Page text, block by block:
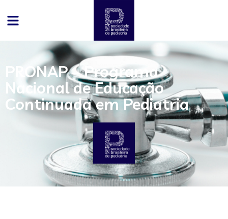
PRONAP – Programa
Nacional de Educação
Continuada em Pediatria